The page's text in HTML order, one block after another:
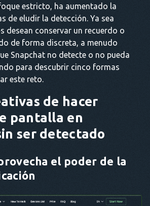
estricto, ha aumentado la
de eludir la detección. Ya sea
desean conservar un recuerdo o
de forma discreta, a menudo
Snapchat no detecte o no pueda
para descubrir cinco formas
este reto.
de hacer
pantalla en
ser detectado
el poder de la